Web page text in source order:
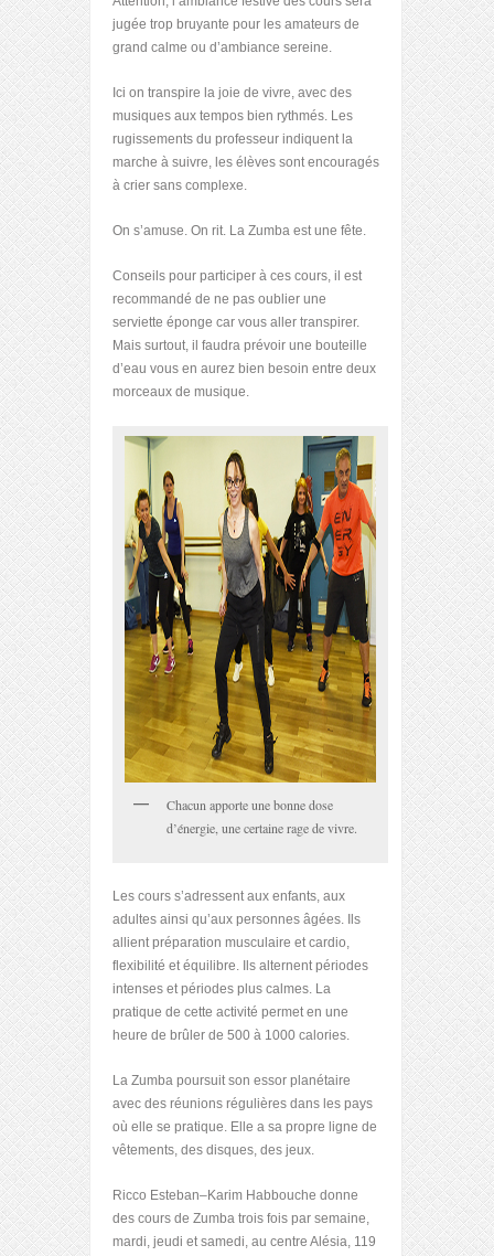
jugée trop bruyante pour les amateurs de
grand calme ou d’ambiance sereine.
Ici on transpire la joie de vivre, avec des
musiques aux tempos bien rythmés. Les
rugissements du professeur indiquent la
marche à suivre, les élèves sont encouragés
à crier sans complexe.
On s’amuse. On rit. La Zumba est une fête.
Conseils pour participer à ces cours, il est
recommandé de ne pas oublier une
serviette éponge car vous aller transpirer.
Mais surtout, il faudra prévoir une bouteille
d’eau vous en aurez bien besoin entre deux
morceaux de musique.
Chacun apporte une bonne dose
d’énergie, une certaine rage de vivre.
Les cours s’adressent aux enfants, aux
adultes ainsi qu’aux personnes âgées. Ils
allient préparation musculaire et cardio,
flexibilité et équilibre. Ils alternent périodes
intenses et périodes plus calmes. La
pratique de cette activité permet en une
heure de brûler de 500 à 1000 calories.
La Zumba poursuit son essor planétaire
avec des réunions régulières dans les pays
où elle se pratique. Elle a sa propre ligne de
vêtements, des disques, des jeux.
Ricco Esteban–Karim Habbouche donne
des cours de Zumba trois fois par semaine,
mardi, jeudi et samedi, au centre Alésia, 119